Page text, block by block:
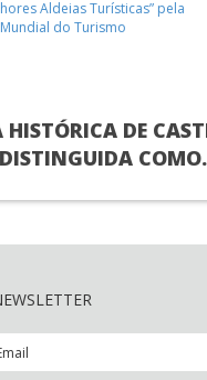
HISTÓRICA DE
COMO
MUNDIAL